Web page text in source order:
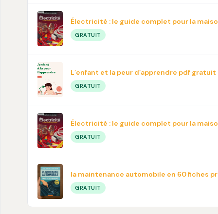
Électricité : le guide complet pour la
GRATUIT
L’enfant et la peur d’apprendre pdf gratuit
GRATUIT
Électricité : le guide complet pour la
GRATUIT
la maintenance automobile en 60 fiches
GRATUIT